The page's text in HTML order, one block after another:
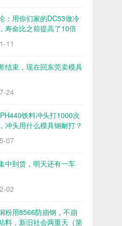
：用你们家的DC53做冷
寿命比之前提高了10倍
11
结束，现在回东莞卖模具
24
铁料冲头打1000次
冲头用什么模具钢耐打？
07
中到货，明天还有一车
02
粉用8566防崩钢，不崩
料，新旧社会两重天（第